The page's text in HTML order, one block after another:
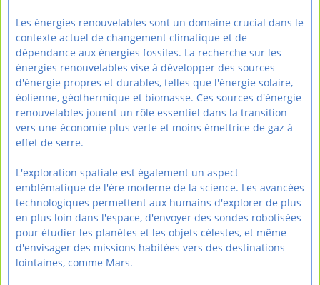
Les énergies renouvelables sont un domaine crucial dans le
contexte actuel de changement climatique et de
dépendance aux énergies fossiles. La recherche sur les
énergies renouvelables vise à développer des sources
d'énergie propres et durables, telles que l'énergie solaire,
éolienne, géothermique et biomasse. Ces sources d'énergie
renouvelables jouent un rôle essentiel dans la transition
vers une économie plus verte et moins émettrice de gaz à
effet de serre.
L'exploration spatiale est également un aspect
emblématique de l'ère moderne de la science. Les avancées
technologiques permettent aux humains d'explorer de plus
en plus loin dans l'espace, d'envoyer des sondes robotisées
pour étudier les planètes et les objets célestes, et même
d'envisager des missions habitées vers des destinations
lointaines, comme Mars.